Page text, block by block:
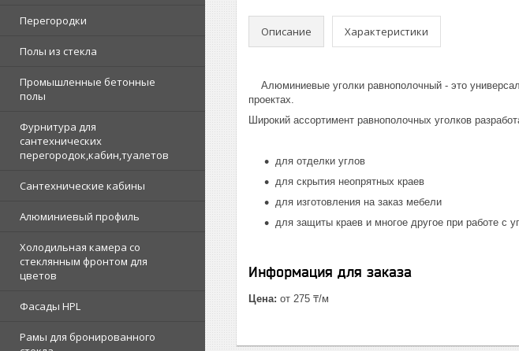
Перегородки
Полы из стекла
Промышленные бетонные
полы
Фурнитура для
сантехнических
перегородок,кабин,туалетов
Сантехнические кабины
Алюминиевый профиль
Холодильная камера со
стеклянным фронтом для
цветов
Фасады HPL
Рамы для бронированного
Описание Характеристики
Алюминиевые уголки равнополочный - это
проектах.
Широкий ассортимент равнополочных уголков
для отделки углов
для скрытия неопрятных краев
для изготовления на заказ мебели
для защиты краев и многое другое при работе с
Информация для заказа
Цена: от 275 ₸/м